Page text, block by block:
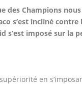
des Champions
s’est incliné
s’est imposé sur la
en